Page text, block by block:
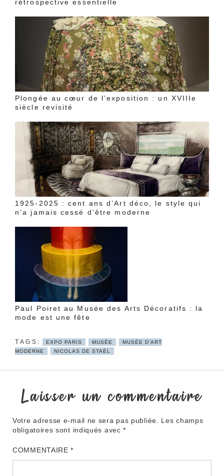
rétrospective essentielle
Plongée au cœur de l’exposition : un XVIIIe
siècle revisité
1925-2025 : cent ans d’Art déco, le style qui
n’a jamais cessé d’être moderne
Paul Poiret au Musée des Arts Décoratifs : la
mode est une fête
EXPO PARIS MUSÉE
MUSÉE D'ART
MODERNE
NICOLAS DE STAËL
Laisser un commentaire
Votre adresse e-mail ne sera pas publiée. Les champs
obligatoires sont indiqués avec*
COMMENTAIRE*